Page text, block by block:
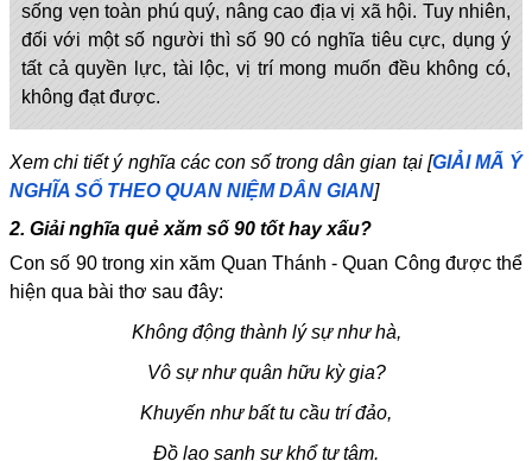
sống vẹn toàn phú quý, nâng cao địa vị xã hội. Tuy nhiên,
đối với một số người thì số 90 có nghĩa tiêu cực, dụng ý
tất cả quyền lực, tài lộc, vị trí mong muốn đều không có,
không đạt được.
Xem chi tiết ý nghĩa các con số trong dân gian tại [GIẢI MÃ Ý
NGHĨA SỐ THEO QUAN NIỆM DÂN GIAN]
2. Giải nghĩa quẻ xăm số 90 tốt hay xấu?
Con số 90 trong xin xăm Quan Thánh - Quan Công được thể
hiện qua bài thơ sau đây:
Không động thành lý sự như hà,
Vô sự như quân hữu kỳ gia?
Khuyến như bất tu cầu trí đảo,
Đồ lao sanh sự khổ tư tâm.